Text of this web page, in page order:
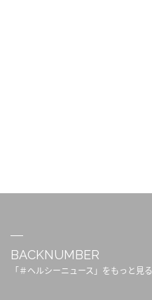
BACKNUMBER
「＃ヘルシーニュース」をもっと見る